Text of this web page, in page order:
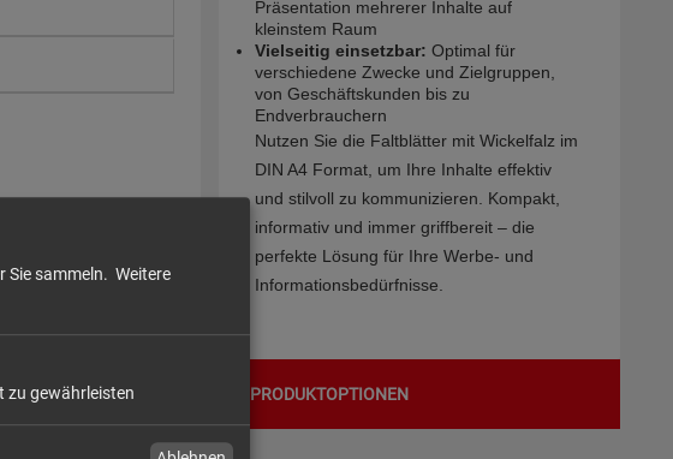
Präsentation mehrerer Inhalte auf
kleinstem Raum
Vielseitig einsetzbar: Optimal für
verschiedene Zwecke und Zielgruppen,
von Geschäftskunden bis zu
Endverbrauchern
Nutzen Sie die Faltblätter mit Wickelfalz im
DIN A4 Format, um Ihre Inhalte effektiv
und stilvoll zu kommunizieren. Kompakt,
informativ und immer griffbereit – die
perfekte Lösung für Ihre Werbe- und
Informationsbedürfnisse.
PRODUKTOPTIONEN
Sie sammeln. Weitere
zu gewährleisten